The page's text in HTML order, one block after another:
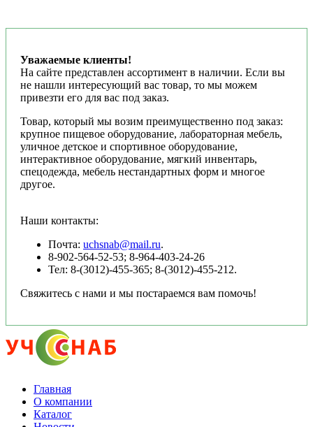
Уважаемые клиенты!
На сайте представлен ассортимент в наличии. Если вы
не нашли интересующий вас товар, то мы можем
привезти его для вас под заказ.
Товар, который мы возим преимущественно под заказ:
крупное пищевое оборудование, лабораторная мебель,
уличное детское и спортивное оборудование,
интерактивное оборудование, мягкий инвентарь,
спецодежда, мебель нестандартных форм и многое
другое.
Наши контакты:
Почта: uchsnab@mail.ru.
8-902-564-52-53; 8-964-403-24-26
Тел: 8-(3012)-455-365; 8-(3012)-455-212.
Свяжитесь с нами и мы постараемся вам помочь!
Главная
О компании
Каталог